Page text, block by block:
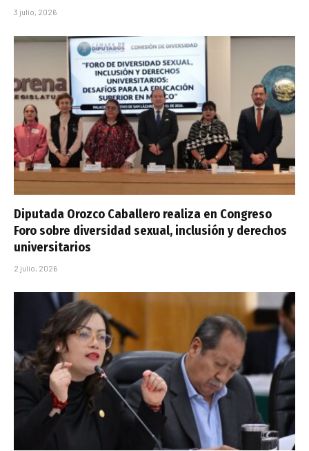
3 julio, 2026
Diputada Orozco Caballero realiza en Congreso
Foro sobre diversidad sexual, inclusión y derechos
universitarios
2 julio, 2026